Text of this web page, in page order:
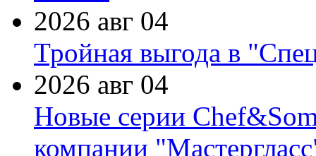
2026 авг 04
Тройная выгода в
2026 авг 04
Новые серии
компании